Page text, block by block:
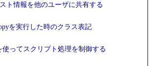
ト情報を他のユーザに共有する
を実行した時のクラス表記
使ってスクリプト処理を制御する